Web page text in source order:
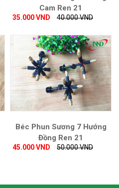
Cam Ren 21
35.000 VND 40.000 VND
Béc Phun Sương 7 Hướng
Đồng Ren 21
45.000 VND 50.000 VND